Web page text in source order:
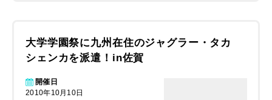
大学学園祭に九州在住のジャグラー・タカ
シェンカを派遣！in佐賀
開催日
2010年10月10日